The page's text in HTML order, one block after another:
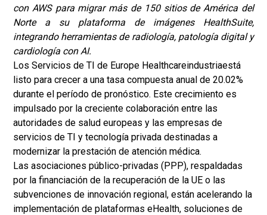
con AWS para migrar más de 150 sitios de América del
Norte a su plataforma de imágenes HealthSuite,
integrando herramientas de radiología, patología digital y
cardiología con AI.
Los Servicios de TI de Europe Healthcareindustriaestá
listo para crecer a una tasa compuesta anual de 20.02%
durante el período de pronóstico. Este crecimiento es
impulsado por la creciente colaboración entre las
autoridades de salud europeas y las empresas de
servicios de TI y tecnología privada destinadas a
modernizar la prestación de atención médica.
Las asociaciones público-privadas (PPP), respaldadas
por la financiación de la recuperación de la UE o las
subvenciones de innovación regional, están acelerando la
implementación de plataformas eHealth, soluciones de